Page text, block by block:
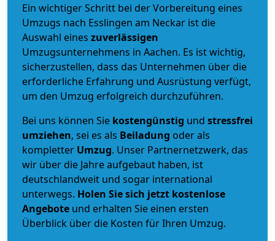
Ein wichtiger Schritt bei der Vorbereitung eines
Umzugs nach Esslingen am Neckar ist die
Auswahl eines zuverlässigen
Umzugsunternehmens in Aachen. Es ist wichtig,
sicherzustellen, dass das Unternehmen über die
erforderliche Erfahrung und Ausrüstung verfügt,
um den Umzug erfolgreich durchzuführen.
Bei uns können Sie kostengünstig und stressfrei
umziehen, sei es als Beiladung oder als
kompletter Umzug. Unser Partnernetzwerk, das
wir über die Jahre aufgebaut haben, ist
deutschlandweit und sogar international
unterwegs. Holen Sie sich jetzt kostenlose
Angebote und erhalten Sie einen ersten
Überblick über die Kosten für Ihren Umzug.